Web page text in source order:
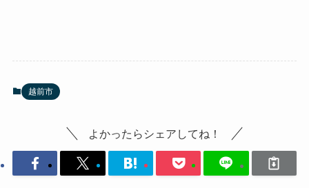
越前市
よかったらシェアしてね！